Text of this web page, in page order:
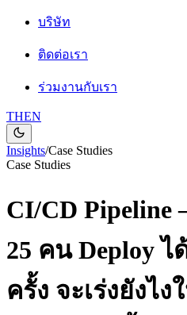
บริษัท
ติดต่อเรา
ร่วมงานกับเรา
THEN
Insights/Case Studies
Case Studies
CI/CD Pipeline
25 คน Deploy
ครั้ง จะเร่งยังไง